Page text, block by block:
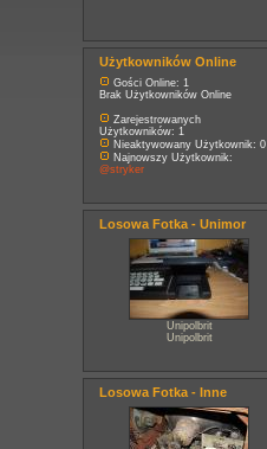
Użytkowników Online
Gości Online: 1
Brak Użytkowników Online
Zarejestrowanych
Użytkowników: 1
Nieaktywowany Użytkownik: 0
Najnowszy Użytkownik:
@stryker
Losowa Fotka - Unimor
Unipolbrit
Unipolbrit
Losowa Fotka - Inne